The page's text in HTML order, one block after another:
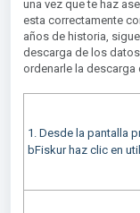
una vez que te haz
esta correctamente
años de historia,
descarga de los
ordenarle la descarga
1. Desde la pantalla
bFiskur haz clic en